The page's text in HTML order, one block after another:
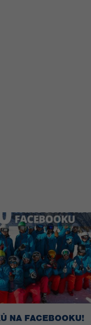
NA FACEBOOKU!